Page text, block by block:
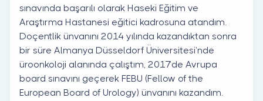
sınavında başarılı olarak Haseki Eğitim ve
Araştırma Hastanesi eğitici kadrosuna atandım.
Doçentlik ünvanını 2014 yılında kazandıktan sonra
bir süre Almanya Düsseldorf Üniversitesi’nde
üroonkoloji alanında çalıştım, 2017’de Avrupa
board sınavını geçerek FEBU (Fellow of the
European Board of Urology) ünvanını kazandım.